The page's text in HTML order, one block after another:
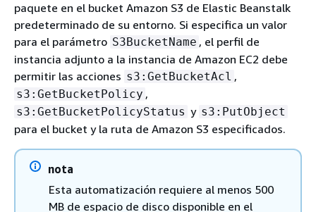
paquete en el bucket Amazon S3 de Elastic Beanstalk
predeterminado de su entorno. Si especifica un valor
para el parámetro S3BucketName , el perfil de
instancia adjunto a la instancia de Amazon EC2 debe
permitir las acciones s3:GetBucketAcl ,
s3:GetBucketPolicy ,
s3:GetBucketPolicyStatus y s3:PutObject
para el bucket y la ruta de Amazon S3 especificados.
nota
Esta automatización requiere al menos 500
MB de espacio de disco disponible en el